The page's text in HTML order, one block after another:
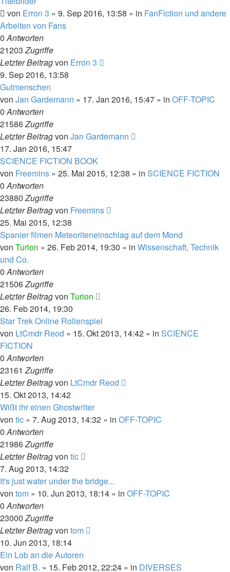
von Erron 3 » 9. Sep 2016, 13:58 » in FanFiction und andere
Arbeiten von Fans
0Antworten
21203Zugriffe
Letzter Beitragvon Erron 3
9. Sep 2016, 13:58
Gutmenschen
von Jan Gardemann » 17. Jan 2016, 15:47 » in OFF-TOPIC
0Antworten
21586Zugriffe
Letzter Beitragvon Jan Gardemann
17. Jan 2016, 15:47
SCIENCE FICTION BOOK
von Freemins » 25. Mai 2015, 12:38 » in SCIENCE FICTION
0Antworten
23880Zugriffe
Letzter Beitragvon Freemins
25. Mai 2015, 12:38
Spanier filmen Meteoriteneinschlag auf dem Mond
von Turion » 26. Feb 2014, 19:30 » in Wissenschaft, Technik
und Co.
0Antworten
21506Zugriffe
Letzter Beitragvon Turion
26. Feb 2014, 19:30
Star Trek Online Rollenspiel
von LtCmdr Reod » 15. Okt 2013, 14:42 » in SCIENCE
FICTION
0Antworten
23161Zugriffe
Letzter Beitragvon LtCmdr Reod
15. Okt 2013, 14:42
Wißt ihr einen Ghostwriter
von tic » 7. Aug 2013, 14:32 » in OFF-TOPIC
0Antworten
21986Zugriffe
Letzter Beitragvon tic
7. Aug 2013, 14:32
It's just water under the bridge...
von tom » 10. Jun 2013, 18:14 » in OFF-TOPIC
0Antworten
23000Zugriffe
Letzter Beitragvon tom
10. Jun 2013, 18:14
Ein Lob an die Autoren
von Ralf B. » 15. Feb 2012, 22:24 » in DIVERSES